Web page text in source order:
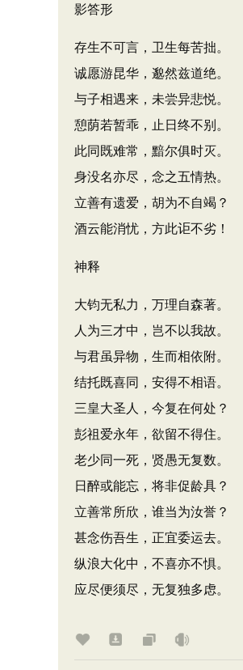
影答形
存生不可言，卫生每苦拙。
诚愿游昆华，邈然兹道绝。
与子相遇来，未尝异悲悦。
憩荫若暂乖，止日终不别。
此同既难常，黯尔俱时灭。
身没名亦尽，念之五情热。
立善有遗爱，胡为不自竭？
酒云能消忧，方此讵不劣！
神释
大钧无私力，万理自森著。
人为三才中，岂不以我故。
与君虽异物，生而相依附。
结托既喜同，安得不相语。
三皇大圣人，今复在何处？
彭祖爱永年，欲留不得住。
老少同一死，贤愚无复数。
日醉或能忘，将非促龄具？
立善常所欣，谁当为汝誉？
甚念伤吾生，正宜委运去。
纵浪大化中，不喜亦不惧。
应尽便须尽，无复独多虑。